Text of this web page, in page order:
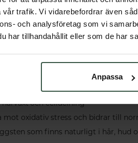
trafik. Vi vidarebefordrar även
och analysföretag som vi
har tillhandahållit eller som de har
Anpassa
för hårhälsa
svavelhaltiga aminosyror som
och celldelning
mot oxidativ stress och bidrar till
som finns naturligt i hår, hud